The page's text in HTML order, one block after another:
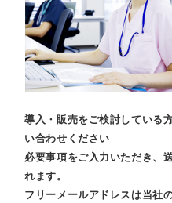
導入・販売をご検討している
い合わせください
必要事項をご入力いただき、
れます。
フリーメールアドレスは当社